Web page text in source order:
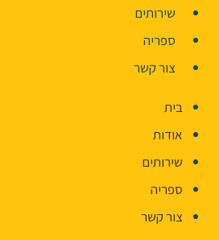
שירותים
ספריה
צור קשר
בית
אודות
שירותים
ספריה
צור קשר